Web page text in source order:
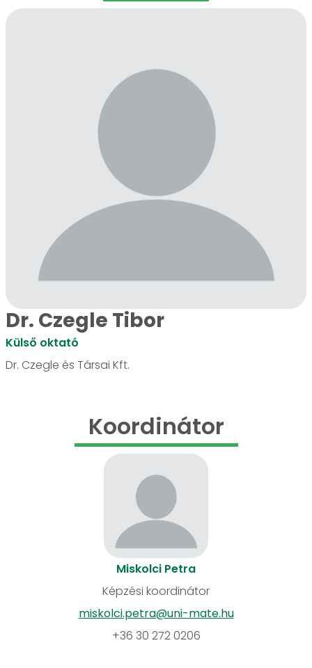
Dr. Czegle Tibor
Külső oktató
Dr. Czegle és Társai Kft.
Koordinátor
Miskolci Petra
Képzési koordinátor
miskolci.petra@uni-mate.hu
+36 30 272 0206